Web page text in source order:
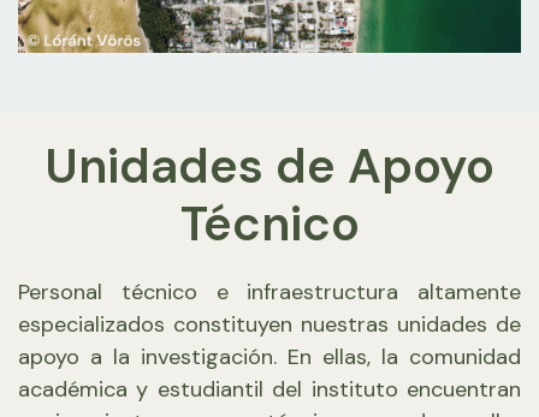
Unidades de Apoyo
Técnico
Personal técnico e infraestructura altamente
especializados constituyen nuestras unidades de
apoyo a la investigación. En ellas, la comunidad
académica y estudiantil del instituto encuentran